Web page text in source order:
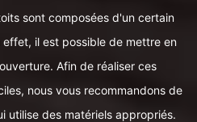
sont composées d'un certain
il est possible de mettre en
Afin de réaliser ces
nous vous recommandons de
utilise des matériels appropriés.